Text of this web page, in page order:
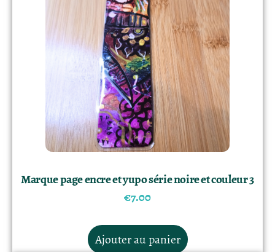
Marque page encre et yupo série noire et couleur 3
€7.00
Ajouter au panier